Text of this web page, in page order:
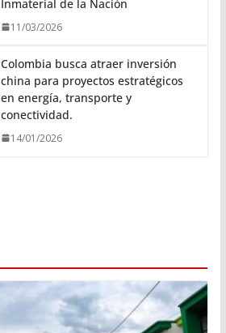
Inmaterial de la Nación
11/03/2026
Colombia busca atraer inversión
china para proyectos estratégicos
en energía, transporte y
conectividad.
14/01/2026